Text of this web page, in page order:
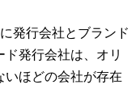
発行会社とブランド
発行会社は、オリ
いほどの会社が存在